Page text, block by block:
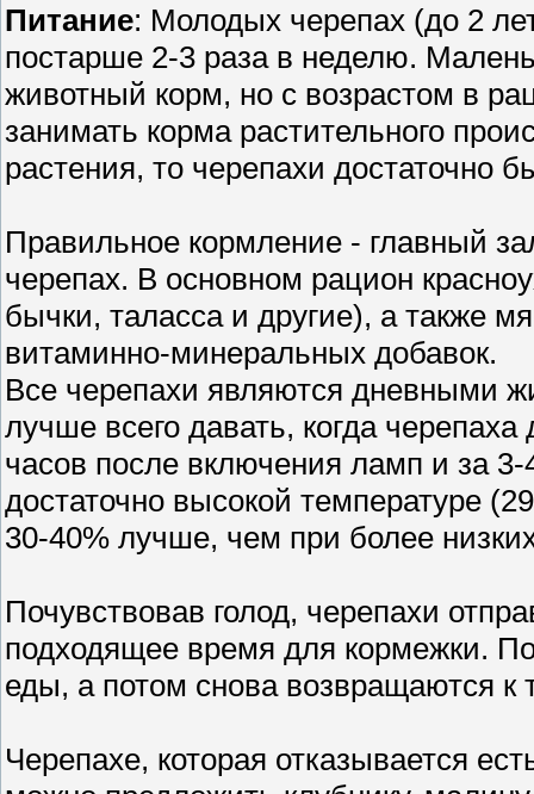
Питание: Молодых черепах (до 2
постарше 2-3 раза в неделю.
животный корм, но с возрастом в
занимать корма растительного
растения, то черепахи достаточно
Правильное кормление - главный
черепах. В основном рацион
бычки, таласса и другие), а также
витаминно-минеральных добавок.
Все черепахи являются дневными
лучше всего давать, когда черепаха
часов после включения ламп и за
достаточно высокой температуре
30-40% лучше, чем при более
Почувствовав голод, черепахи
подходящее время для кормежки.
еды, а потом снова возвращаются к
Черепахе, которая отказывается